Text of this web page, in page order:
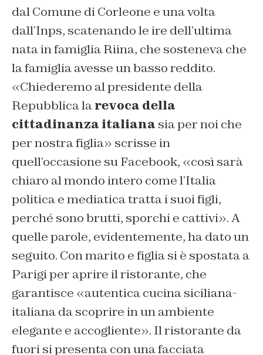
dal Comune di Corleone e una volta
dall’Inps, scatenando le ire dell’ultima
nata in famiglia Riina, che sosteneva che
la famiglia avesse un basso reddito.
«Chiederemo al presidente della
Repubblica larevoca della
cittadinanza italiana sia per noi che
per nostra figlia» scrisse in
quell’occasione su Facebook, «così sarà
chiaro al mondo intero come l’Italia
politica e mediatica tratta i suoi figli,
perché sono brutti, sporchi e cattivi». A
quelle parole, evidentemente, ha dato un
seguito. Con marito e figlia si è spostata a
Parigi per aprire il ristorante, che
garantisce «autentica cucina siciliana-
italiana da scoprire in un ambiente
elegante e accogliente». Il ristorante da
fuori si presenta con una facciata